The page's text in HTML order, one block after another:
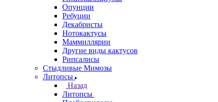
Опунции
Ребуции
Декабристы
Нотокактусы
Маммиллярии
Другие виды кактусов
Рипсалисы
Стыдливые Мимозы
Литопсы
Назад
Литопсы